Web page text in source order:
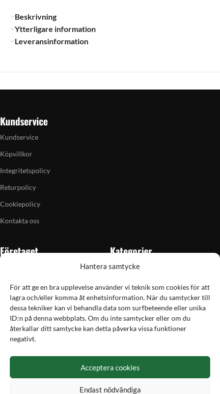
Hantera samtycke
För att ge en bra upplevelse använder vi teknik som cookies för att
lagra och/eller komma åt enhetsinformation. När du samtycker till
dessa tekniker kan vi behandla data som surfbeteende eller unika
ID:n på denna webbplats. Om du inte samtycker eller om du
återkallar ditt samtycke kan detta påverka vissa funktioner
negativt.
Acceptera cookies
Endast nödvändiga
Beskrivning
Ytterligare information
Leveransinformation
Kundservice
Kundservice
Köpvillkor
Integritetspolicy
Returpolicy
Cookiepolicy
Kontakta oss
Företaget
Butiken i Vellinge
Artiklar
Grain till gram-kalkylator
Kampanjer
Kategorier
Skytte
Jakt & fiske
Handladdning
Optik
Utrustning